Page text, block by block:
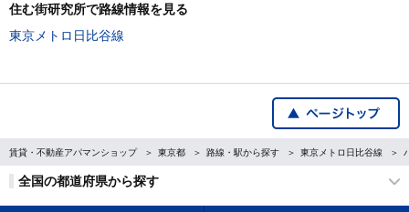
住む街研究所で路線情報を見る
東京メトロ日比谷線
賃貸・不動産アパマンショップ 東京都 路線・駅から探す 東京メトロ日比谷線
全国の都道府県から探す